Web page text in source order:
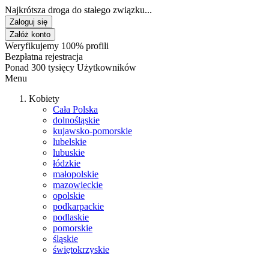
Najkrótsza droga do stałego związku...
Zaloguj się
Załóż konto
Weryfikujemy 100% profili
Bezpłatna rejestracja
Ponad 300 tysięcy Użytkowników
Menu
Kobiety
Cała Polska
dolnośląskie
kujawsko-pomorskie
lubelskie
lubuskie
łódzkie
małopolskie
mazowieckie
opolskie
podkarpackie
podlaskie
pomorskie
śląskie
świętokrzyskie